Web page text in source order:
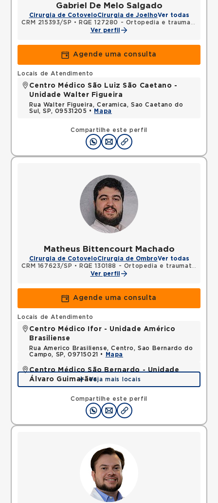
Gabriel De Melo Salgado
Cirurgia de CotoveloCirurgia de JoelhoVer todas
CRM 215393/SP •
RQE 127280 - Ortopedia e traumatologia
Ver perfil
Agende uma consulta
Compartilhe este perfil
Locais de Atendimento
Centro Médico São Luiz São Caetano -
Unidade Walter Figueira
Rua Walter Figueira, Ceramica, Sao Caetano do
Sul, SP, 09531205 •
Mapa
Matheus Bittencourt Machado
Cirurgia de CotoveloCirurgia de OmbroVer todas
CRM 167623/SP •
RQE 130188 - Ortopedia e traumatologia
Ver perfil
Agende uma consulta
Compartilhe este perfil
Locais de Atendimento
Centro Médico Ifor - Unidade Américo
Brasiliense
Rua Americo Brasiliense, Centro, Sao Bernardo do
Campo, SP, 09715021 •
Mapa
Centro Médico São Bernardo - Unidade
Álvaro Guimarães
Avenida Alvaro Guimaraes, Assuncao, Sao Bernardo
do Campo, SP, 09810010 •
Mapa
Veja mais locais